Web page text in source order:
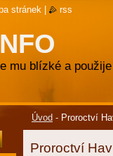
mu blízké a
Úvod - Proroctví
Proroctví
stránek rss